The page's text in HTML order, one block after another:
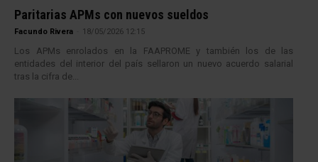
Paritarias APMs con nuevos sueldos
Facundo Rivera 18/05/2026 12:15
Los APMs enrolados en la FAAPROME y también los de las
entidades del interior del país sellaron un nuevo acuerdo salarial
tras la cifra de...